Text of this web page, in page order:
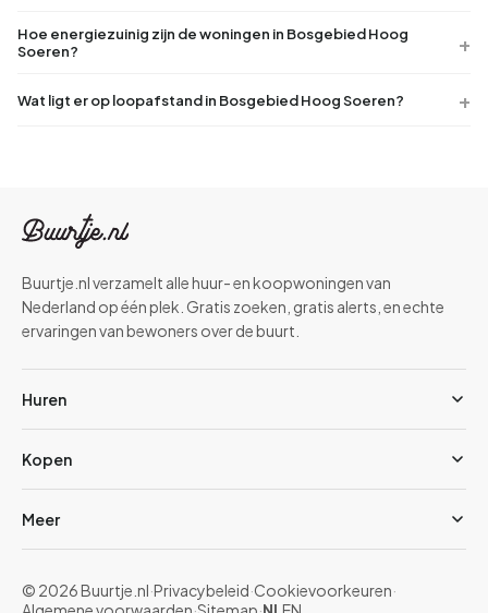
Hoe energiezuinig zijn de woningen in Bosgebied Hoog
Soeren?
Wat ligt er op loopafstand in Bosgebied Hoog Soeren?
Buurtje.nl verzamelt alle huur- en koopwoningen van
Nederland op één plek. Gratis zoeken, gratis alerts, en echte
ervaringen van bewoners over de buurt.
Huren
Kopen
Meer
© 2026 Buurtje.nl·Privacybeleid·Cookievoorkeuren·